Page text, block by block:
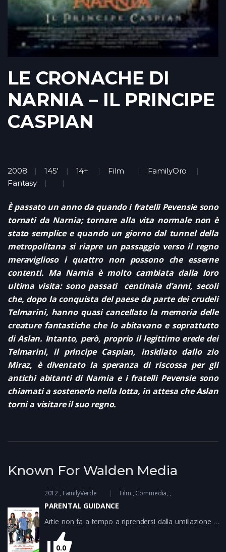
LE CRONACHE DI
NARNIA – IL PRINCIPE
CASPIAN
2008 145' 14+ Film
FamilyOro
Fantasy
È passato un anno da quando i fratelli Pevensie sono
tornati da Narnia; tornare alla vita normale non è
stato semplice e quando un giorno dal tunnel della
metropolitana si riapre un passaggio verso il regno
meraviglioso i quattro non possono che esserne
contenti. Ma Narnia è molto cambiata dalla loro
ultima visita: sono passati centinaia d’anni, secoli
che, dopo la conquista del paese da parte dei crudeli
Telmarini, hanno quasi cancellato la memoria delle
creature fantastiche che lo abitavano e soprattutto
di Aslan. Intanto, però, proprio il legittimo erede dei
Telmarini, il principe Caspian, insidiato dallo zio
Miraz, è diventato la speranza di riscossa per gli
antichi abitanti di Narnia e i fratelli Pevensie sono
chiamati a sostenerlo nella lotta, in attesa che Aslan
torni a visitare il suo regno.
Known For Walden Media
2012 FamilyVerde Film Commedia
PARENTAL GUIDANCE
Artie non fa a tempo a riprendersi dalla umiliazione di
esser stato licenziato come commentatore sportivo (il
suo stile è ormai antiquato) che viene invitato assieme
0.0